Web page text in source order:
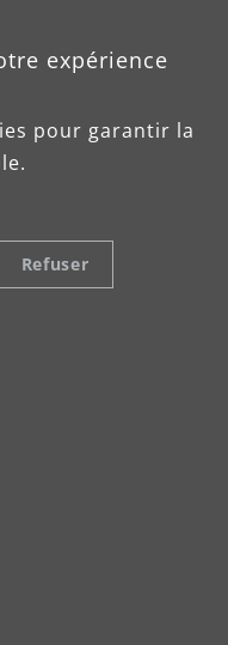
Générales
expérience
pour garantir la
Refuser